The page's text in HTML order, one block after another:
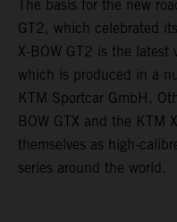
The basis for the new
GT2, which celebrated
X-BOW GT2 is the latest
which is produced in a
KTM Sportcar GmbH.
BOW GTX and the KTM
themselves as high-
series around the world.